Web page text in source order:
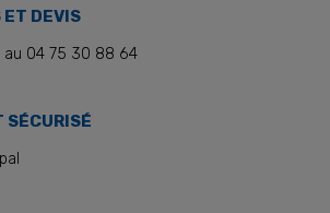
ET DEVIS
au 04 75 30 88 64
SÉCURISÉ